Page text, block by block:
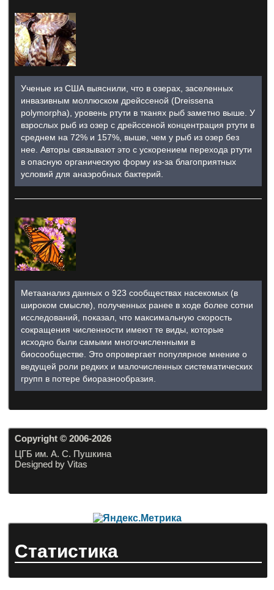
Ученые из США выяснили, что в озерах, заселенных
инвазивным моллюском дрейссеной (Dreissena
polymorpha), уровень ртути в тканях рыб заметно выше. У
взрослых рыб из озер с дрейссеной концентрация ртути в
среднем на 72% и 157%, выше, чем у рыб из озер без
нее. Авторы связывают это с ускорением перехода ртути
в опасную органическую форму из-за благоприятных
условий для анаэробных бактерий.
Метаанализ данных о 923 сообществах насекомых (в
широком смысле), полученных ранее в ходе более сотни
исследований, показал, что максимальную скорость
сокращения численности имеют те виды, которые
исходно были самыми многочисленными в
биосообществе. Это опровергает популярное мнение о
ведущей роли редких и малочисленных систематических
групп в потере биоразнообразия.
Copyright © 2006-2026
ЦГБ им. А. С. Пушкина
Designed by Vitas
Статистика